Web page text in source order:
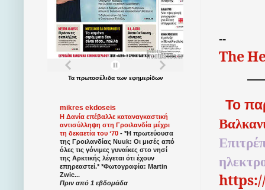
--
The
Το
Τα πρωτοσέλιδατων εφημερίδων
mikres ekdoseis
Η Δανία επέβαλλε καταναγκαστική
αντισύλληψη στη Γροιλανδία μέχρι
τη δεκαετία του ‘70 - *Η πρωτεύουσα
της Γροιλανδίας Nuuk: Οι μισές από
όλες τις γόνιμες γυναίκες στο νησί
της Αρκτικής λέγεται ότι έχουν
επηρεαστεί.* *Φωτογραφία: Martin
Zwic...
Πριν από 1 εβδομάδα